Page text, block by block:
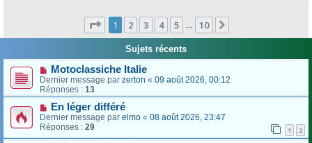
Page 1sur
1 2 3 4 5 10
Sujets récents
Motoclassiche Italie
Dernier message par zerton « 09 août 2026, 00:12
Réponses : 13
En léger différé
Dernier message par elmo « 08 août 2026, 23:47
Réponses : 29 1 2